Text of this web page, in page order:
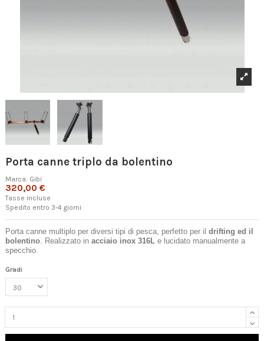
Porta canne triplo da bolentino
Marca: Gibi
320,00 €
Tasse incluse
Spedito entro 3-4 giorni
Porta canne multiplo per diversi tipi di pesca, perfetto per il drifting ed il
bolentino . Realizzato in acciaio inox 316L e lucidato manualmente a
specchio.
Gradi